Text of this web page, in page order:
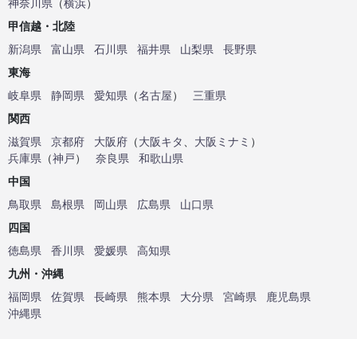
神奈川県 （横浜）
甲信越・北陸
新潟県
富山県 石川県 福井県 山梨県
長野県
東海
岐阜県
静岡県 愛知県 （名古屋）
三重県
関西
滋賀県
京都府 大阪府 （大阪キタ 大阪ミナミ ）
兵庫県 （神戸） 奈良県
和歌山県
中国
鳥取県
島根県 岡山県 広島県
山口県
四国
徳島県
香川県 愛媛県
高知県
九州・沖縄
福岡県
佐賀県 長崎県 熊本県 大分県 宮崎県
鹿児島県
沖縄県